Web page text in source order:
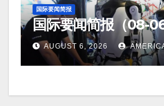
国际要闻简报
国际要闻简报（08-
AUGUST 6, 2026